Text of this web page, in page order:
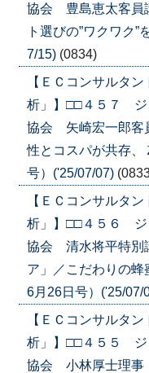
協会 豊島恵太客員
ト選びの”ワクワク
7/15) (0834)
【ＥＣコンサルタ
析」】□□４５７ ジ
協会 矢崎宏一郎客
性とコスパが共存、
号）('25/07/07)
【ＥＣコンサルタ
析」】□□４５６ ジ
協会 清水将平特別
ア」／こだわりの
6月26日号）('25/07/
【ＥＣコンサルタ
析」】□□４５５ ジ
協会 小林厚士理事